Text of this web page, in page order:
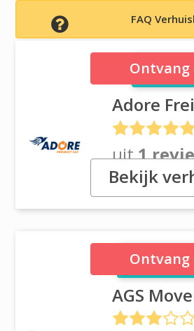
FAQ
Adore
Adore
uit1
, Plot # 143-0,
Area 2, Dubai
Ontvang
Bekijk
AGS
AGS
Ontvang